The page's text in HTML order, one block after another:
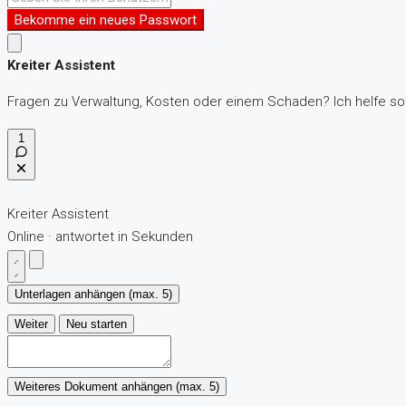
Bekomme ein neues Passwort
Kreiter Assistent
Fragen zu Verwaltung, Kosten oder einem Schaden? Ich helfe
1
Kreiter Assistent
Online · antwortet in Sekunden
Unterlagen anhängen (max. 5)
Weiter Neu starten
Weiteres Dokument anhängen (max. 5)